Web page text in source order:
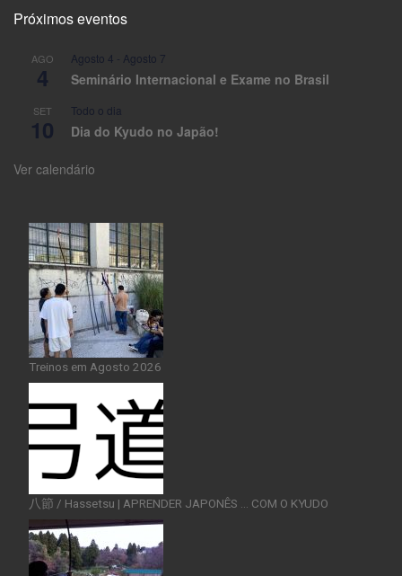
Próximos eventos
AGO
4
Agosto 4 - Agosto 7
Seminário Internacional e Exame no Brasil
SET
10
Todo o dia
Dia do Kyudo no Japão!
Ver calendário
Treinos em Agosto 2026
八節 / Hassetsu | APRENDER JAPONÊS … COM O KYUDO